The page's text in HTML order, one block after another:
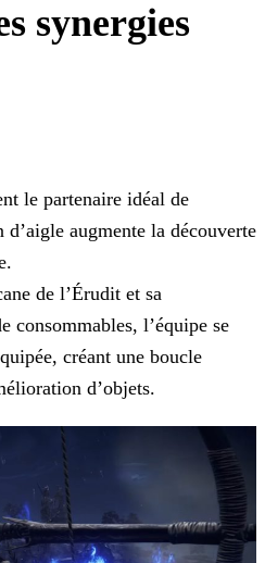
synergies
le partenaire idéal de
augmente la découverte
de l’Érudit et sa
consommables, l’équipe se
créant une boucle
d’objets.